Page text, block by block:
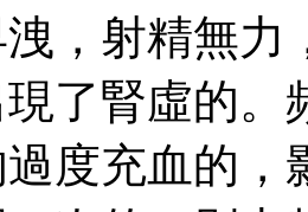
，射精無
了腎虛的
度充血的